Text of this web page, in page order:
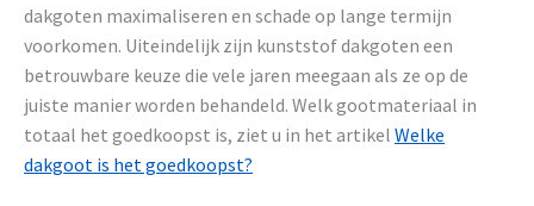
dakgoten maximaliseren en schade op lange termijn
voorkomen. Uiteindelijk zijn kunststof dakgoten een
betrouwbare keuze die vele jaren meegaan als ze op de
juiste manier worden behandeld. Welk gootmateriaal in
totaal het goedkoopst is, ziet u in het artikel Welke
dakgoot is het goedkoopst?